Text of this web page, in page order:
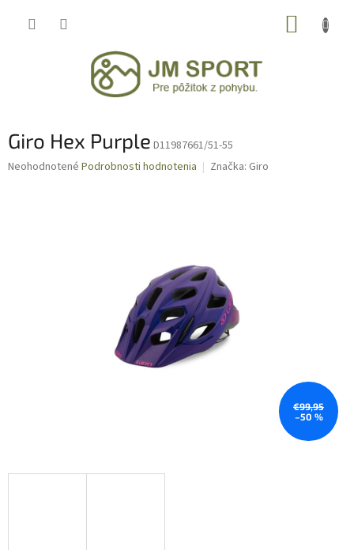
Giro Hex Purple D11987661/51-55
Priemerné
Neohodnotené Podrobnosti hodnotenia Značka: Giro
€99,95
–50 %